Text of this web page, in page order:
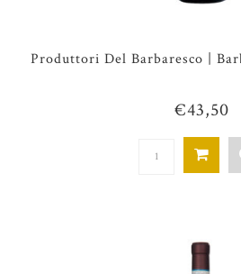
Produttori Del Barbaresco |
€43,50